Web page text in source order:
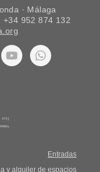
· Málaga
+34 952 874 132
Entradas
y alquiler de espacios